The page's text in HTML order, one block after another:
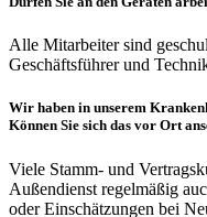
Alle Mitarbeiter sind
Geschäftsführer und
Wir haben in unserem
Können Sie sich das vor Ort
Viele Stamm- und
Außendienst regelmäßig
oder Einschätzungen bei